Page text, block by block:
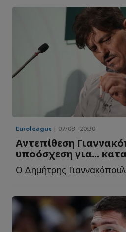
Euroleague | 07/08 - 20:30
Αντεπίθεση
υποόσχεση για...